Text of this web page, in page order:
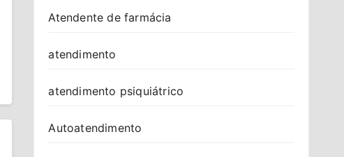
Atendente de farmácia
atendimento
atendimento psiquiátrico
Autoatendimento